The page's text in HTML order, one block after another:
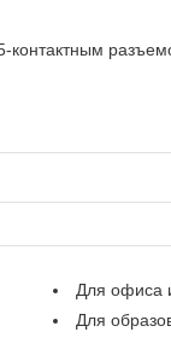
контактным
Для офиса
Для